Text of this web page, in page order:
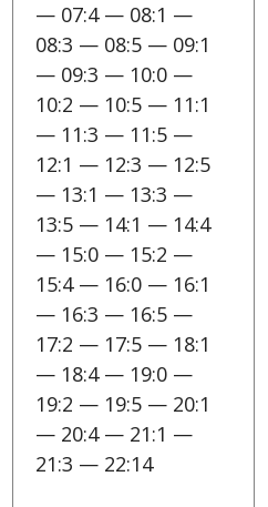
— 07:4 — 08:1 —
08:3 — 08:5 — 09:1
— 09:3 — 10:0 —
10:2 — 10:5 — 11:1
— 11:3 — 11:5 —
12:1 — 12:3 — 12:5
— 13:1 — 13:3 —
13:5 — 14:1 — 14:4
— 15:0 — 15:2 —
15:4 — 16:0 — 16:1
— 16:3 — 16:5 —
17:2 — 17:5 — 18:1
— 18:4 — 19:0 —
19:2 — 19:5 — 20:1
— 20:4 — 21:1 —
21:3 — 22:14